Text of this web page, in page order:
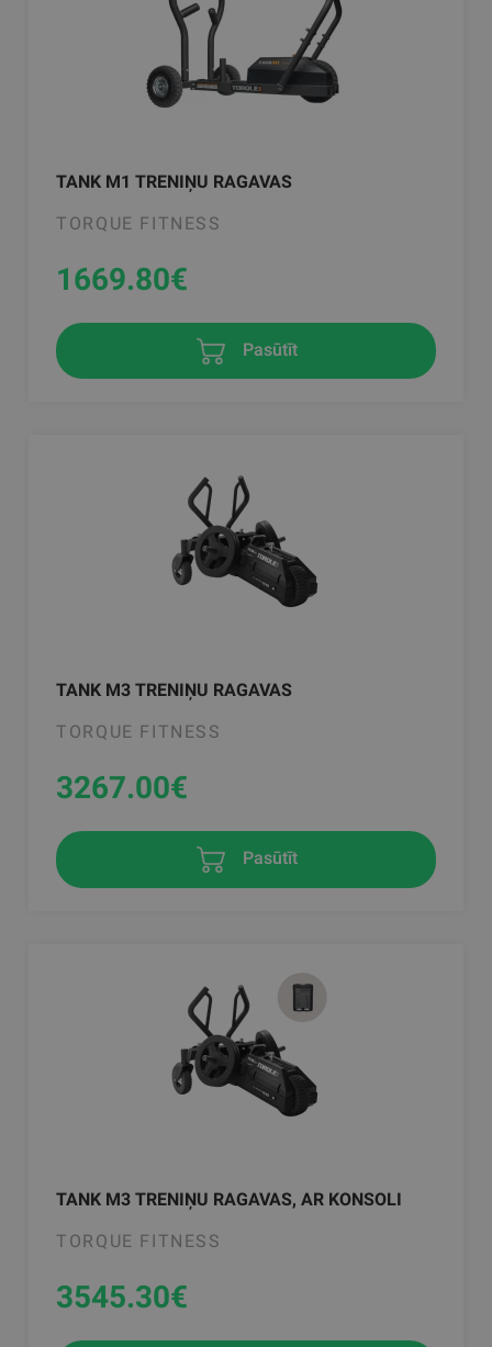
TANK M1 TRENIŅU RAGAVAS
TORQUE FITNESS
1669.80€
Pasūtīt
TANK M3 TRENIŅU RAGAVAS
TORQUE FITNESS
3267.00€
Pasūtīt
TANK M3 TRENIŅU RAGAVAS, AR KONSOLI
TORQUE FITNESS
3545.30€